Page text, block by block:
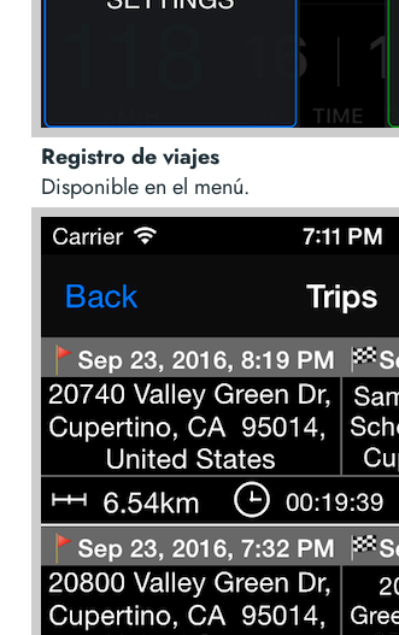
Registro de viajes
Disponible en el menú.